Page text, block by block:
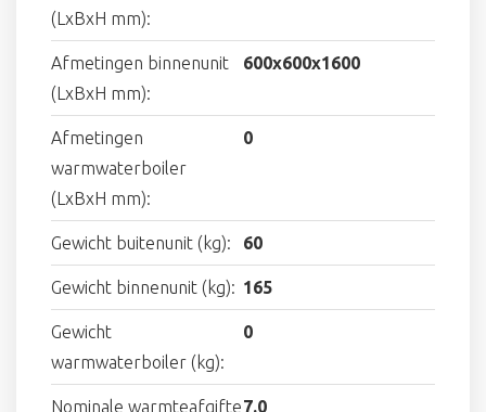
(LxBxH mm):
Afmetingen binnenunit
(LxBxH mm):
600x600x1600
Afmetingen
warmwaterboiler
(LxBxH mm):
0
Gewicht buitenunit (kg): 60
Gewicht binnenunit (kg): 165
Gewicht
warmwaterboiler (kg):
0
Nominale warmteafgifte7.0